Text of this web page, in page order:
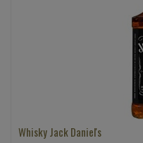
Whisky Jack Daniel's